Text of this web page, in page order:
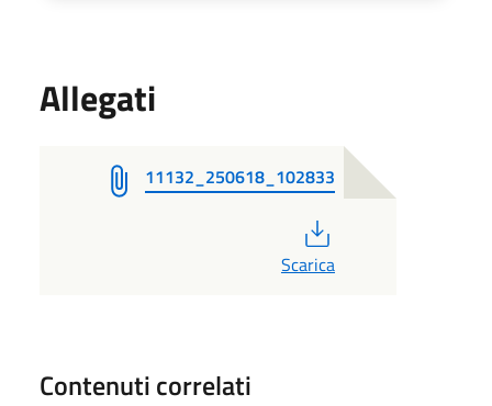
Allegati
11132_250618_102833
Scarica
Contenuti correlati